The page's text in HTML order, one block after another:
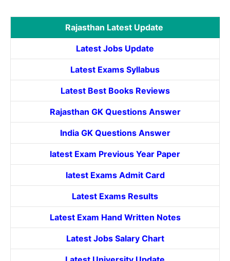
Rajasthan Latest Update
Latest Jobs Update
Latest Exams Syllabus
Latest Best Books Reviews
Rajasthan GK Questions Answer
India GK Questions Answer
latest Exam Previous Year Paper
latest Exams Admit Card
Latest Exams Results
Latest Exam Hand Written Notes
Latest Jobs Salary Chart